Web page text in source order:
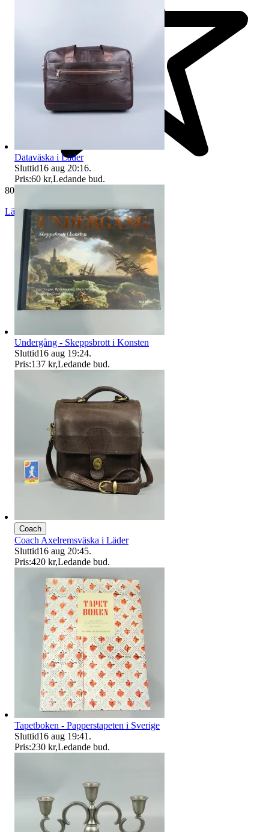
80 777 omdömen
Läs omdömen Följ
Dataväska i Läder
Sluttid16 aug 20:16.
Pris:60 kr,Ledande bud.
Undergång - Skeppsbrott i Konsten
Sluttid16 aug 19:24.
Pris:137 kr,Ledande bud.
Coach
Coach Axelremsväska i Läder
Sluttid16 aug 20:45.
Pris:420 kr,Ledande bud.
Tapetboken - Papperstapeten i Sverige
Sluttid16 aug 19:41 .
Pris:230 kr,Ledande bud.